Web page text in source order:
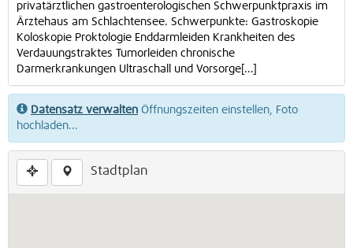
privatärztlichen gastroenterologischen Schwerpunktpraxis im
Ärztehaus am Schlachtensee. Schwerpunkte: Gastroskopie
Koloskopie Proktologie Enddarmleiden Krankheiten des
Verdauungstraktes Tumorleiden chronische
Darmerkrankungen Ultraschall und Vorsorge[...]
Datensatz verwalten Öffnungszeiten einstellen, Foto
hochladen...
Stadtplan